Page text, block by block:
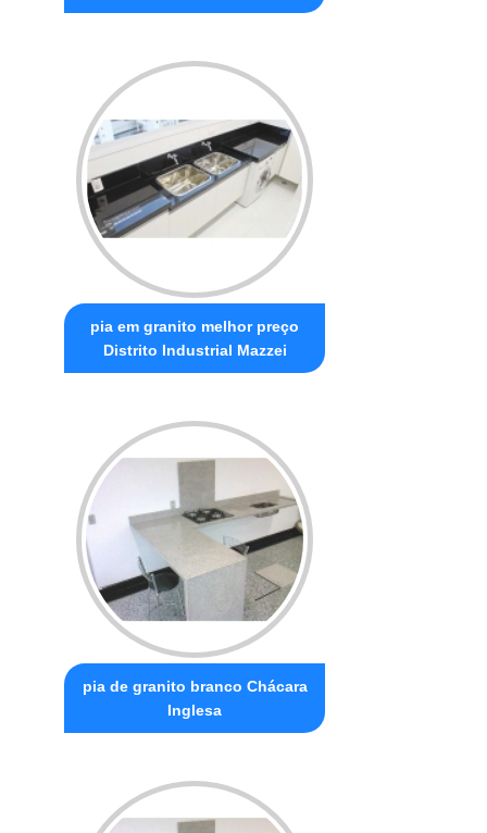
pia em granito melhor preço
Distrito Industrial Mazzei
pia de granito branco Chácara
Inglesa